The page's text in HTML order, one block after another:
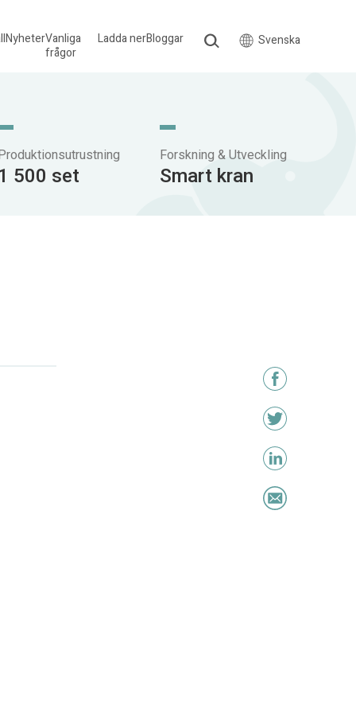
NyheterVanliga
frågor
Ladda nerBloggar Svenska
1 500 set
Forskning & Utveckling
Smart kran